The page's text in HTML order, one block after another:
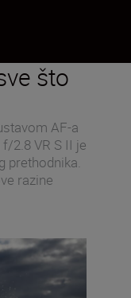
što
AF-a
2.8 VR S II je
prethodnika.
razine